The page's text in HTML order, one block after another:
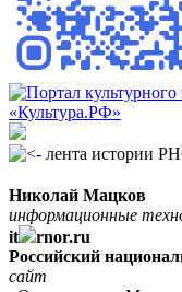
Николай Мацков
информационные
it
rnor.ru
Российский
сайт